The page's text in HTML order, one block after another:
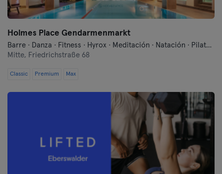
Holmes Place Gendarmenmarkt
Barre · Danza · Fitness · Hyrox · Meditación · Natación · Pilates · Qi Gong y Tai Chi · Sauna · Yoga
Mitte, Friedrichstraße 68
Classic Premium Max
Lubeck
Magdeburg
Maguncia
Mannheim
Münster